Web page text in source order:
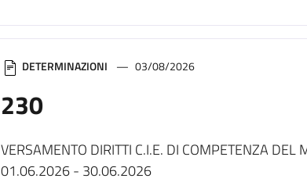
DETERMINAZIONI 03/08/2026
230
VERSAMENTO DIRITTI C.I.E. DI COMPETENZA DEL
01.06.2026 - 30.06.2026